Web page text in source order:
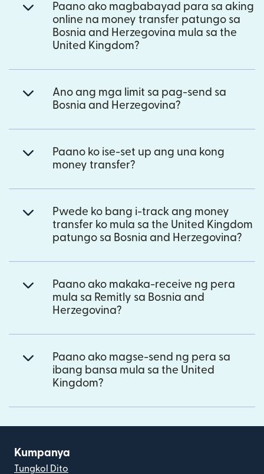
Paano ako magbabayad para sa aking
online na money transfer patungo sa
Bosnia and Herzegovina mula sa the
United Kingdom?
Ano ang mga limit sa pag-send sa
Bosnia and Herzegovina?
Paano ko ise-set up ang una kong
money transfer?
Pwede ko bang i-track ang money
transfer ko mula sa the United Kingdom
patungo sa Bosnia and Herzegovina?
Paano ako makaka-receive ng pera
mula sa Remitly sa Bosnia and
Herzegovina?
Paano ako magse-send ng pera sa
ibang bansa mula sa the United
Kingdom?
Kumpanya
Tungkol Dito